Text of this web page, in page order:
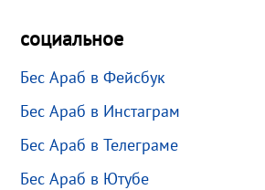
социальное
Бес Араб в Фейсбук
Бес Араб в Инстаграм
Бес Араб в Телеграме
Бес Араб в Ютубе